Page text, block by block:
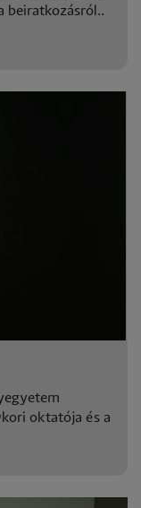
beiratkozásról..
oktatója és a